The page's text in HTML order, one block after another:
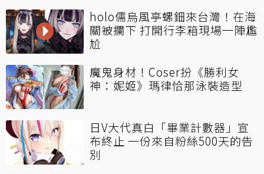
holo儒烏風亭螺鈿來台灣！在海
關被攔下 打開行李箱現場一陣尷
尬
魔鬼身材！Coser扮《勝利女
神：妮姬》瑪律恰那泳裝造型
日V大代真白「畢業計數器」宣
布終止 一份來自粉絲500天的告
別